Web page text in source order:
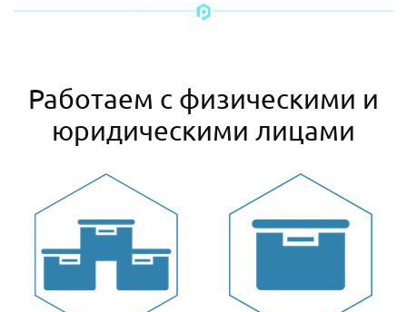
Работаем с физическими и
юридическими лицами